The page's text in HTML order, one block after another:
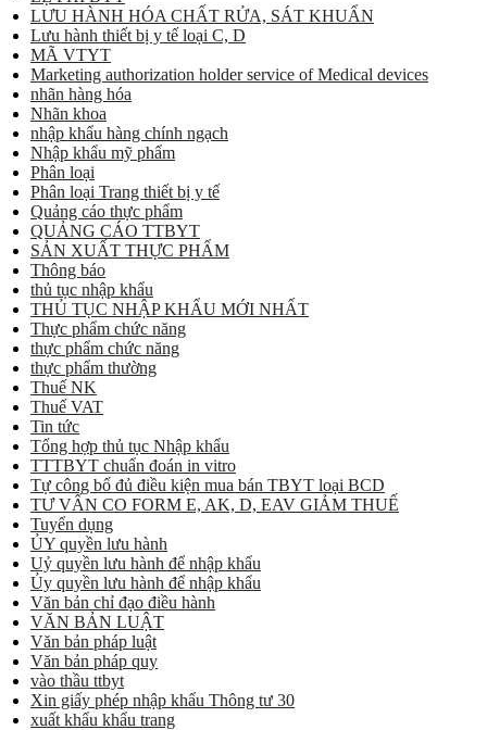
LƯU HÀNH HÓA CHẤT RỬA, SÁT KHUẨN
Lưu hành thiết bị y tế loại C, D
MÃ VTYT
Marketing authorization holder service of Medical devices
nhãn hàng hóa
Nhãn khoa
nhập khẩu hàng chính ngạch
Nhập khẩu mỹ phẩm
Phân loại
Phân loại Trang thiết bị y tế
Quảng cáo thực phẩm
QUẢNG CÁO TTBYT
SẢN XUẤT THỰC PHẨM
Thông báo
thủ tục nhập khẩu
THỦ TỤC NHẬP KHẨU MỚI NHẤT
Thực phẩm chức năng
thực phẩm chức năng
thực phẩm thường
Thuế NK
Thuế VAT
Tin tức
Tổng hợp thủ tục Nhập khẩu
TTTBYT chuẩn đoán in vitro
Tự công bố đủ điều kiện mua bán TBYT loại BCD
TƯ VẤN CO FORM E, AK, D, EAV GIẢM THUẾ
Tuyển dụng
ỦY quyền lưu hành
Uỷ quyền lưu hành để nhập khẩu
Ủy quyền lưu hành để nhập khẩu
Văn bản chỉ đạo điều hành
VĂN BẢN LUẬT
Văn bản pháp luật
Văn bản pháp quy
vào thầu ttbyt
Xin giấy phép nhập khẩu Thông tư 30
xuất khẩu khẩu trang